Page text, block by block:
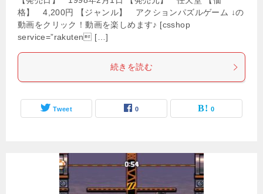
格】 4,200円 【ジャンル】 アクションパズルゲーム ↓の
動画をクリック！動画を楽しめます♪ [csshop
service=”rakuten […]
続きを読む
Tweet 0 0